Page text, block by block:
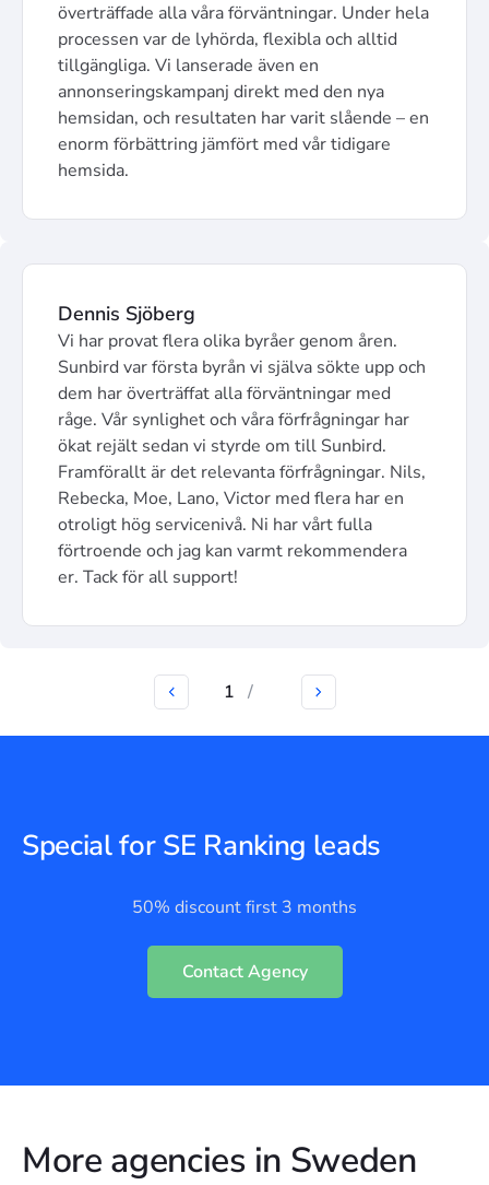
överträffade alla våra förväntningar. Under hela
processen var de lyhörda, flexibla och alltid
tillgängliga. Vi lanserade även en
annonseringskampanj direkt med den nya
hemsidan, och resultaten har varit slående – en
enorm förbättring jämfört med vår tidigare
hemsida.
Dennis Sjöberg
Vi har provat flera olika byråer genom åren.
Sunbird var första byrån vi själva sökte upp och
dem har överträffat alla förväntningar med
råge. Vår synlighet och våra förfrågningar har
ökat rejält sedan vi styrde om till Sunbird.
Framförallt är det relevanta förfrågningar. Nils,
Rebecka, Moe, Lano, Victor med flera har en
otroligt hög servicenivå. Ni har vårt fulla
förtroende och jag kan varmt rekommendera
er. Tack för all support!
1 /
Special for SE Ranking leads
50% discount first 3 months
Contact Agency
More agencies in Sweden